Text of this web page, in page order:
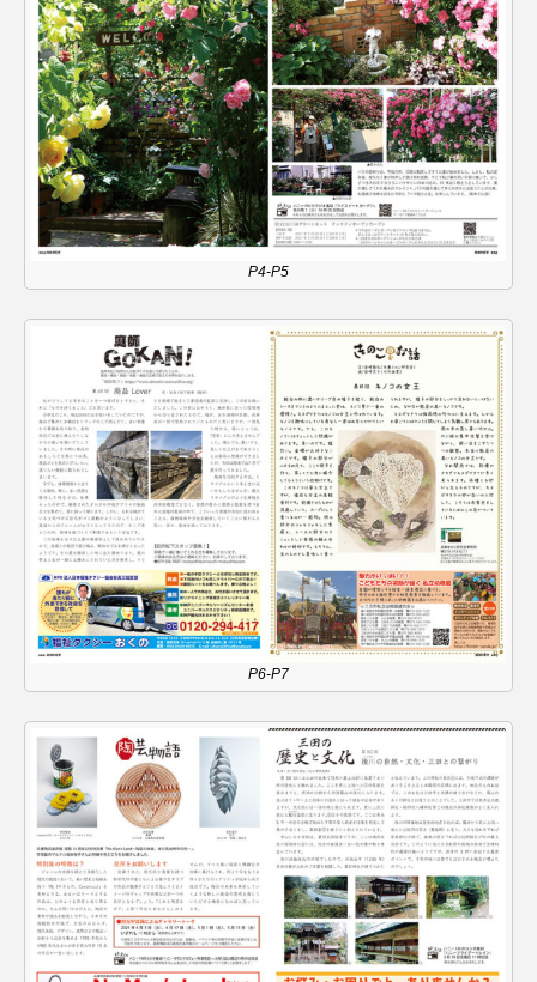
「THE オリバーな犬、（Gosh!!）このヤロウMOVIE」
『今日の空が一番好き、とまだ言えない僕は』
あいはらひろゆき
あかしあジュニア合唱団「さくらんぼ」
あじさいコンサート
あっぷっぷのぷ～ あなたが眠る間
あの歌を憶えている あめぽったん
いばら姫 おいしいおのまとぺ
おいしいぱんぱんでんしゃ おいしい絵本
おしえて絵本 おでかけ情報
おばあちゃんと僕の約束 おもいおいも
お知らせ
かしこいグレーテル かもめ食堂
がんを知り、がんを考える きてみで東北
きもちはなにいろ？ くまぐみ
くるまのなかには？ けやき台中学校
けやき台小学校
P4-P5
P6-P7